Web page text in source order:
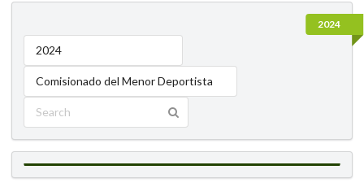
2024
2024
Comisionado del Menor Deportista